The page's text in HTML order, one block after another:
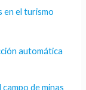
en el turismo
automática
de minas